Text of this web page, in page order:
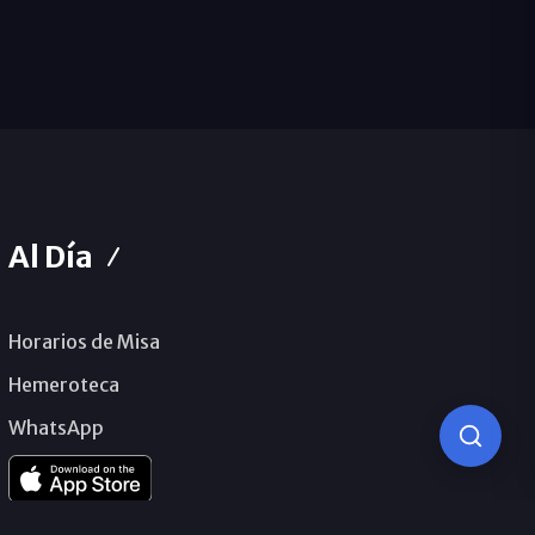
Al Día
Horarios de Misa
Hemeroteca
WhatsApp